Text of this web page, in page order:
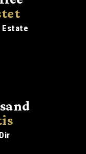
Estate